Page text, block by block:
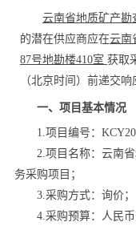
云南省地质矿产勘
的潜在供应商应在云南
87号地勘楼410室 获取
（北京时间）前递交响
一、项目基本情况
1.项目编号：
2.项目名称： 云南
务采购项目 ；
3.采购方式：询价；
4. 采购预算：人民币